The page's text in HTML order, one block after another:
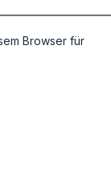
Browser für